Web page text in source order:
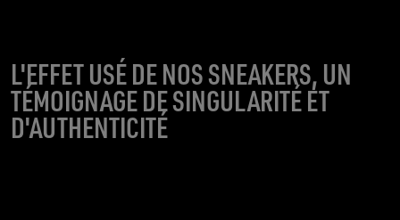
L'EFFET USÉ DE NOS SNEAKERS, UN
TÉMOIGNAGE DE SINGULARITÉ ET
D'AUTHENTICITÉ